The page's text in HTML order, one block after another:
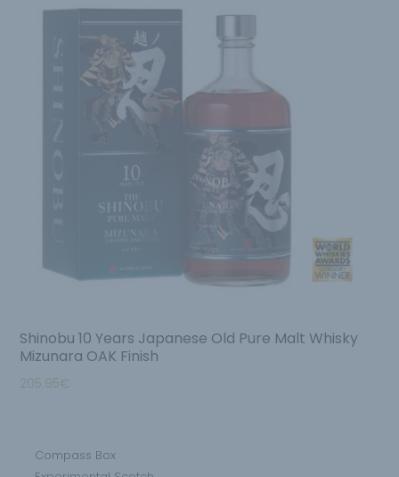
Shinobu 10 Years Japanese Old Pure Malt Whisky
Mizunara OAK Finish
205.95€
Compass Box